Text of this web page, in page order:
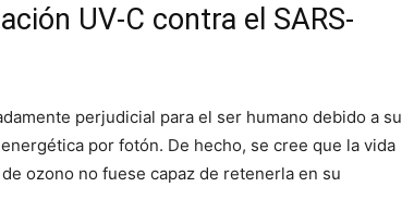
UV-C contra el SARS-
perjudicial para el ser humano debido a su
por fotón. De hecho, se cree que la vida
ozono no fuese capaz de retenerla en su